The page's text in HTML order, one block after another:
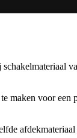
maken voor